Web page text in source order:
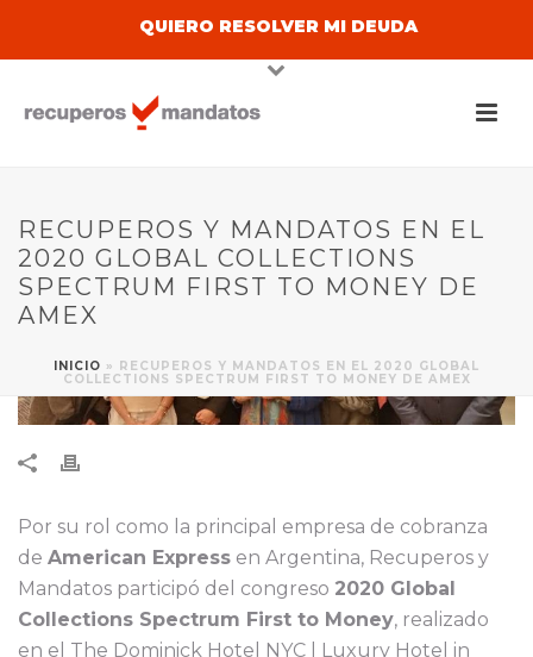
QUIERO RESOLVER MI DEUDA
RECUPEROS Y MANDATOS EN EL
2020 GLOBAL COLLECTIONS
SPECTRUM FIRST TO MONEY DE
AMEX
INICIO » RECUPEROS Y MANDATOS EN EL 2020 GLOBAL
COLLECTIONS SPECTRUM FIRST TO MONEY DE AMEX
Por su rol como la principal empresa de cobranza
de American Express en Argentina, Recuperos y
Mandatos participó del congreso 2020 Global
Collections Spectrum First to Money, realizado
en el The Dominick Hotel NYC | Luxury Hotel in